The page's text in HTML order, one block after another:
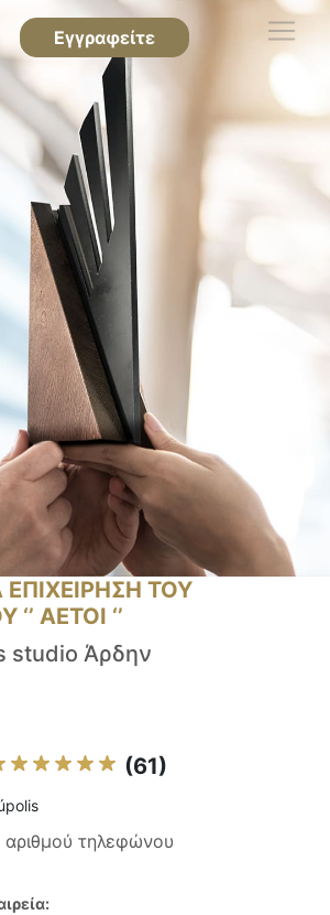
Εγγραφείτε
ΕΠΙΧΕΙΡΗΣΗ ΤΟΥ
ΑΕΤΟΙ ‘’
studio Άρδην
(61)
αριθμού τηλεφώνου